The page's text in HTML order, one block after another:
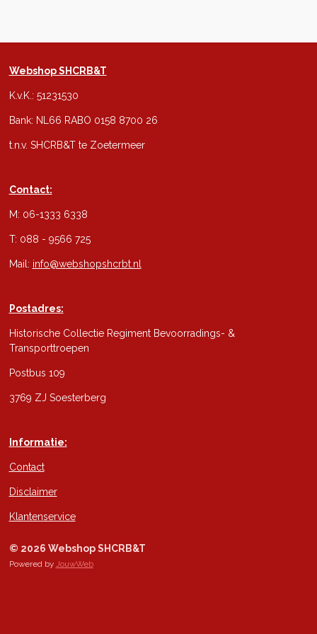
Webshop SHCRB&T
K.v.K.: 51231530
Bank: NL66 RABO 0158 8700 26
t.n.v. SHCRB&T te Zoetermeer
Contact:
M: 06-1333 6338
T: 088 - 9566 725
Mail: info@webshopshcrbt.nl
Postadres:
Historische Collectie Regiment Bevoorradings- &
Transporttroepen
Postbus 109
3769 ZJ Soesterberg
Informatie:
Contact
Disclaimer
Klantenservice
© 2026 Webshop SHCRB&T
Powered by JouwWeb